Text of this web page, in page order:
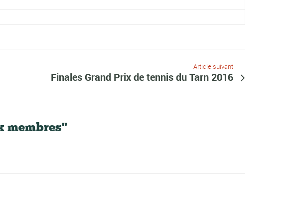
Article suivant
Finales Grand Prix de tennis du Tarn 2016
membres"